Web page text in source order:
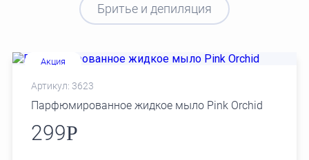
Бритье и депиляция
Новинки
Акция
Артикул: 3623
Парфюмированное жидкое мыло Pink Orchid
299Р